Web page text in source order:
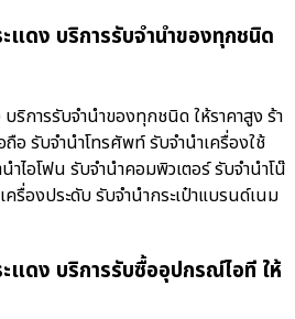
แดง บริการรับจำนำของทุกชนิด
ริการรับจำนำของทุกชนิด ให้ราคาสูง ร้า
อ รับจำนำโทรศัพท์ รับจำนำเครื่องใช้
ำไอโฟน รับจำนำคอมพิวเตอร์ รับจำนำโน๊
รื่องประดับ รับจำนำกระเป๋าแบรนด์เนม
แดง บริการรับซื้ออุปกรณ์ไอที ให้